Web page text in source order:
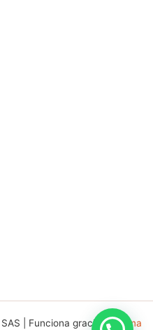
| Funciona gracias aTema